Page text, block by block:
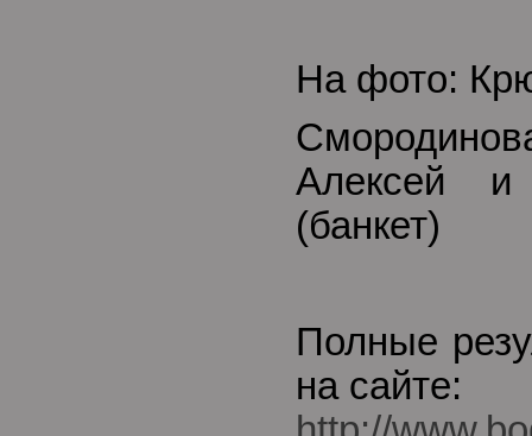
На фото:
Алексей
(банкет)
Полные
на сайте: